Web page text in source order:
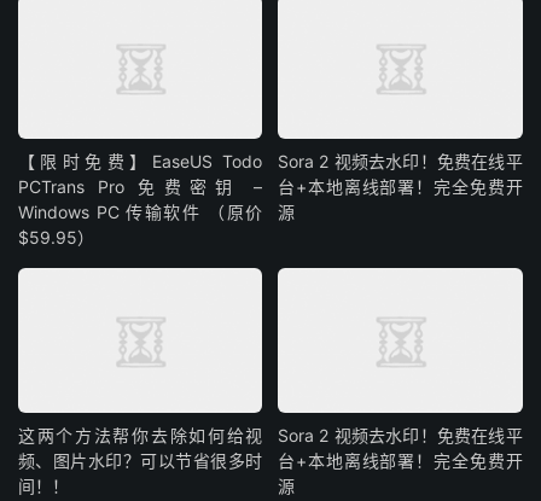
【限时免费】EaseUS Todo
PCTrans Pro 免费密钥 –
Windows PC 传输软件 （原价
$59.95）
Sora 2 视频去水印！免费在线平
台+本地离线部署！完全免费开
源
这两个方法帮你去除如何给视
频、图片水印？可以节省很多时
间！！
Sora 2 视频去水印！免费在线平
台+本地离线部署！完全免费开
源